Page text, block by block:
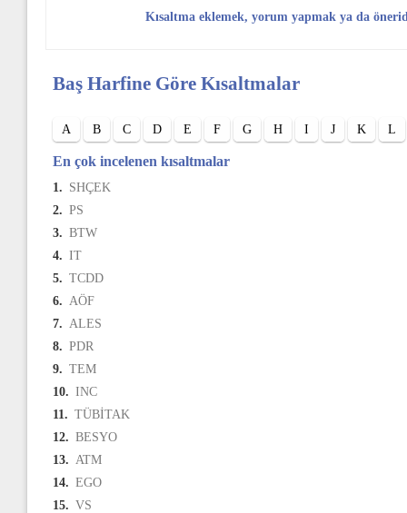
Kısaltma eklemek, yorum yapmak ya da
Baş Harfine Göre Kısaltmalar
A B C D E F G H I J K L
En çok incelenen kısaltmalar
1. SHÇEK
2. PS
3. BTW
4. IT
5. TCDD
6. AÖF
7. ALES
8. PDR
9. TEM
10. INC
11. TÜBİTAK
12. BESYO
13. ATM
14. EGO
15. VS